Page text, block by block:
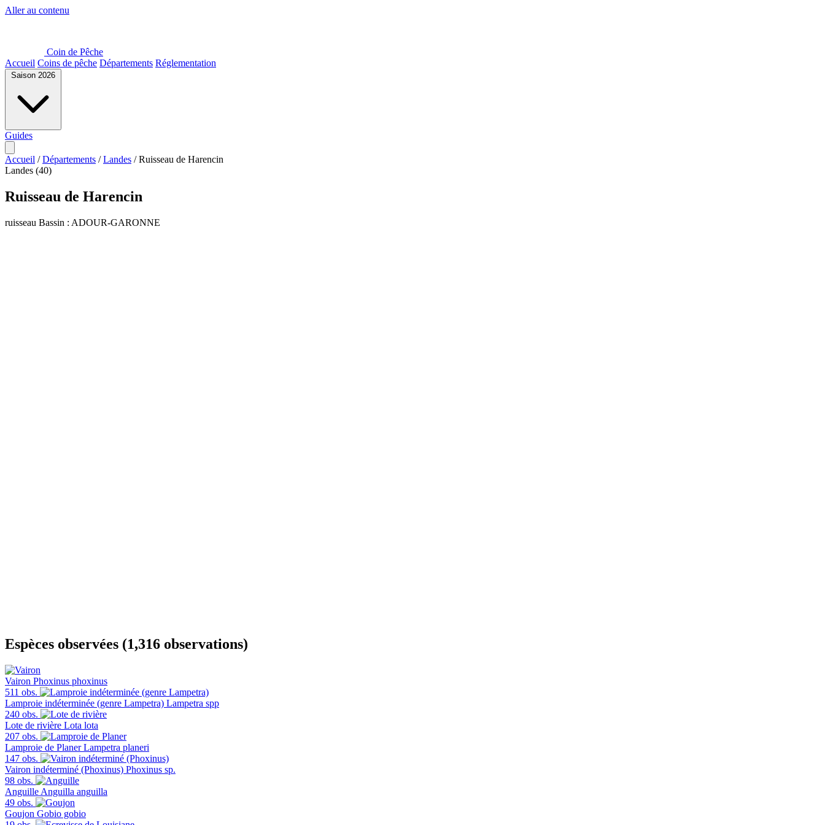
Aller au contenu
Coin de Pêche
Accueil Coins de pêche Départements Réglementation
Saison 2026
Guides
Accueil / Départements / Landes / Ruisseau de Harencin
Landes (40)
Ruisseau de Harencin
ruisseau Bassin : ADOUR-GARONNE
Espèces observées (1,316 observations)
Vairon Phoxinus phoxinus
511 obs.
Lamproie indéterminée (genre Lampetra) Lampetra spp
240 obs.
Lote de rivière Lota lota
207 obs.
Lamproie de Planer Lampetra planeri
147 obs.
Vairon indéterminé (Phoxinus) Phoxinus sp.
98 obs.
Anguille Anguilla anguilla
49 obs.
Goujon Gobio gobio